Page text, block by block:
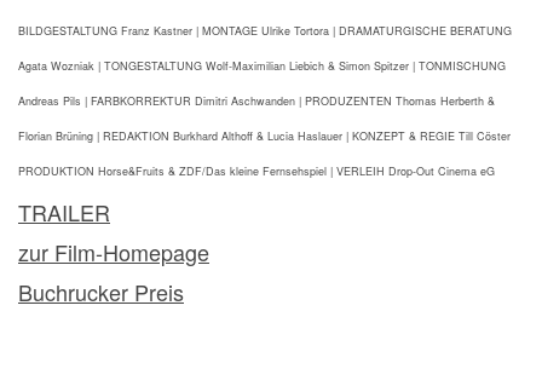
BILDGESTALTUNG Franz Kastner | MONTAGE Ulrike Tortora | DRAMATURGISCHE BERATUNG
Agata Wozniak | TONGESTALTUNG Wolf-Maximilian Liebich & Simon Spitzer | TONMISCHUNG
Andreas Pils | FARBKORREKTUR Dimitri Aschwanden | PRODUZENTEN Thomas Herberth &
Florian Brüning | REDAKTION Burkhard Althoff & Lucia Haslauer | KONZEPT & REGIE Till Cöster
PRODUKTION Horse&Fruits & ZDF/Das kleine Fernsehspiel | VERLEIH Drop-Out Cinema eG
TRAILER
zur Film-Homepage
Buchrucker Preis